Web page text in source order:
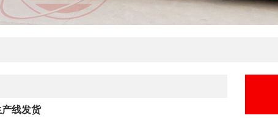
线发货